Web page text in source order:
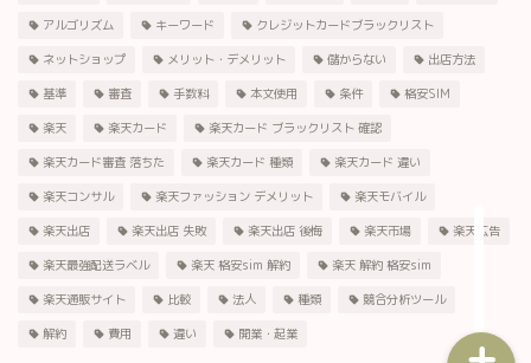
アルゴリズム キーワード クレジットカードブラックリスト
ネットショップ メリット・デメリット 儲からない 出店方法
基準 審査 手数料 本文使用 条件 格安SIM
楽天 楽天カード 楽天カード ブラックリスト 確認
楽天カード審査 落ちた 楽天カード 種類 楽天カード 違い
楽天コンサル 楽天ファッション デメリット 楽天モバイル
楽天出店 楽天出店 失敗 楽天出店 後悔 楽天市場 楽天広告
楽天最強配送ラベル 楽天 格安sim 解約 楽天 解約 格安sim
楽天通販サイト 比較 法人 種類 競合分析ツール
解約 費用 違い 開業・起業
楽天市場とは？
費用と出店方法
個人の開設手順
資料請求/申し込み